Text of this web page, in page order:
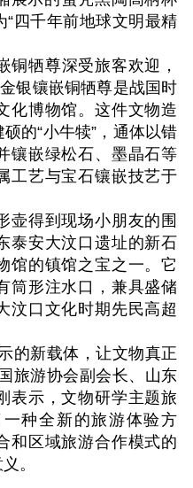
四千年前地球文明最精
牺尊深受旅客欢迎，
银镶嵌铜牺尊是战国时
化博物馆。这件文物造
的“小牛犊”，通体以错
镶嵌绿松石、墨晶石等
工艺与宝石镶嵌技艺于
得到现场小朋友的围
泰安大汶口遗址的新石
馆的镇馆之宝之一。它
筒形注水口，兼具盛储
汶口文化时期先民高超
新载体，让文物真正
国旅游协会副会长、山东
表示，文物研学主题旅
种全新的旅游体验方
和区域旅游合作模式的
。